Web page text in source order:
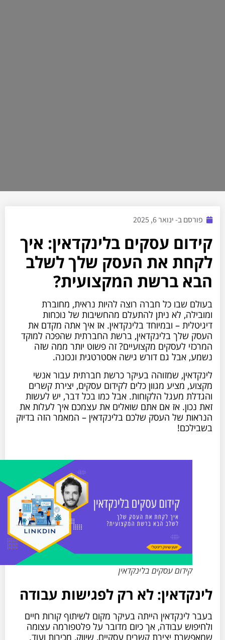
פורסם ב- ינואר 6, 2025
קידום עסקים בלינקדאין: איך
לקחת את העסק שלך לשלב
הבא ברשת המקצועית?
בעולם שבו כל חברה רוצה להיות נראית, מחוברת
ומובילה, לא ניתן להתעלם מהחשיבות של נוכחות
דיגיטלית – ובמיוחד בלינקדאין. אז איך אתה מקדם את
העסק שלך בלינקדאין, ברשת החברתית שהפכה למוקד
המרכזי לעסקים מקצועיים? זה פשוט יותר ממה שזה
נשמע, אבל גם דורש גישה אסטרטגית ונכונה.
לינקדאין, שמזוהה בעיקר כרשת חברתית עבור אנשי
מקצוע, מציע מגוון כלים לקידום עסקים, יצירת קשרים
והגדלת מעגל הלקוחות. אבל כמו בכל דבר, יש לעשות
זאת נכון. אז אם אתם שואלים את עצמכם איך לעלות את
הנראות של העסק שלכם בלינקדאין – המאמר הזה בדיוק
בשבילכם!
קידום עסקים בלינקדאין
לינקדאין: לא רק לפגישות עבודה
בעבר לינקדאין הייתה בעיקר מקום לשיתוף קורות חיים
ולחיפוש עבודה, אך כיום מדובר על פלטפורמה עצומה
שמאפשרת יצירת קשרים עסקיים, שיווק, מכירות ועוד.